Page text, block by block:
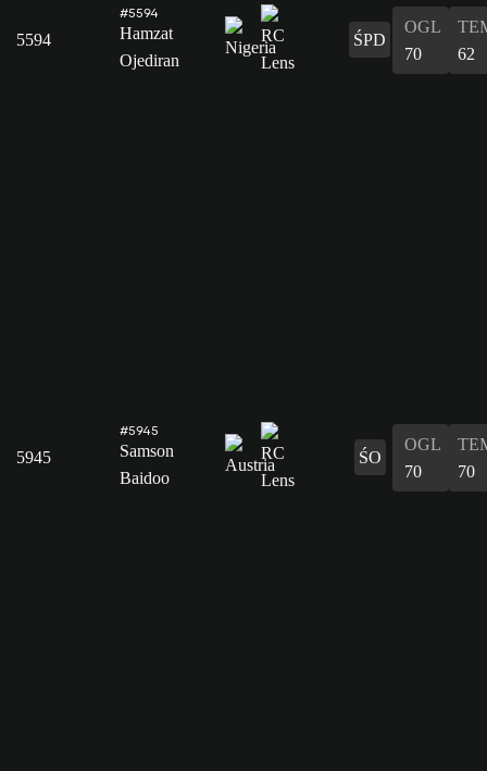
5594
#5594
Hamzat
Ojediran
ŚPD
OGL
70
62
5945
#5945
Samson
Baidoo
ŚO
OGL
70
70